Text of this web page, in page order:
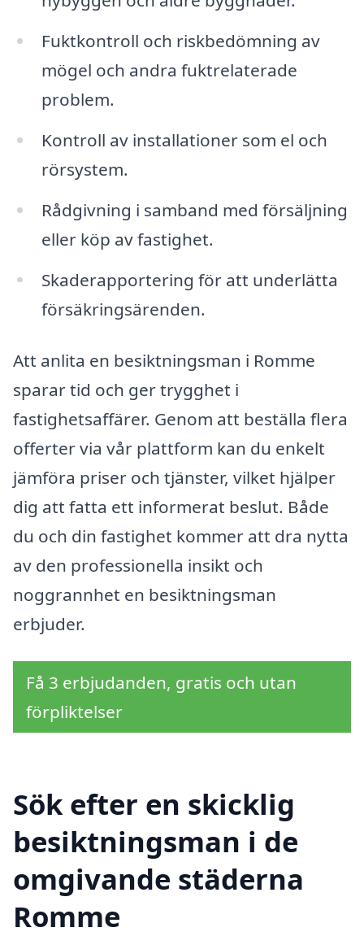
Fuktkontroll och riskbedömning av
mögel och andra fuktrelaterade
problem.
Kontroll av installationer som el och
rörsystem.
Rådgivning i samband med försäljning
eller köp av fastighet.
Skaderapportering för att underlätta
försäkringsärenden.
Att anlita en besiktningsman i Romme
sparar tid och ger trygghet i
fastighetsaffärer. Genom att beställa flera
offerter via vår plattform kan du enkelt
jämföra priser och tjänster, vilket hjälper
dig att fatta ett informerat beslut. Både
du och din fastighet kommer att dra nytta
av den professionella insikt och
noggrannhet en besiktningsman
erbjuder.
Få 3 erbjudanden, gratis och utan
förpliktelser
Sök efter en skicklig
besiktningsman i de
omgivande städerna
Romme